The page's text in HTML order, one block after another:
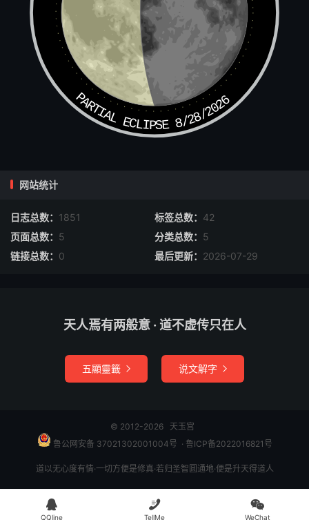
PARTIAL ECLIPSE 8/28/2026
网站统计
日志总数： 1851 标签总数： 42
页面总数： 5 分类总数： 5
链接总数： 0 最后更新： 2026-07-29
天人焉有两般意 · 道不虚传只在人
五顯靈籤  说文解字 
© 2012-2026 天玉宫
鲁公网安备 37021302001004号 ​​​ · 鲁ICP备2022016821号
道以无心度有情·一切方便是修真·若归圣智圆通地·便是升天得道人

QQline

TellMe

WeChat